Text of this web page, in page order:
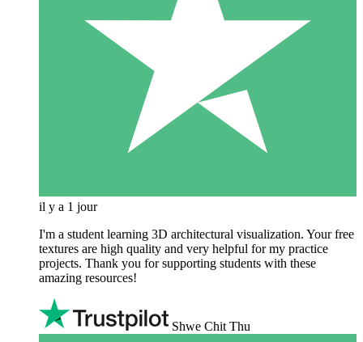
il y a 1 jour
I'm a student learning 3D architectural visualization. Your free
textures are high quality and very helpful for my practice
projects. Thank you for supporting students with these
amazing resources!
Shwe Chit Thu